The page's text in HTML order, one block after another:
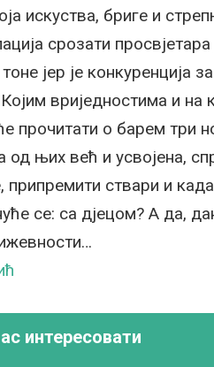
искуства, бриге и
срозати
јер је конкуренција
вриједностима и на
прочитати о барем три
од њих већ и усвојена,
ствари и
се: са дјецом? А да,
интересовати